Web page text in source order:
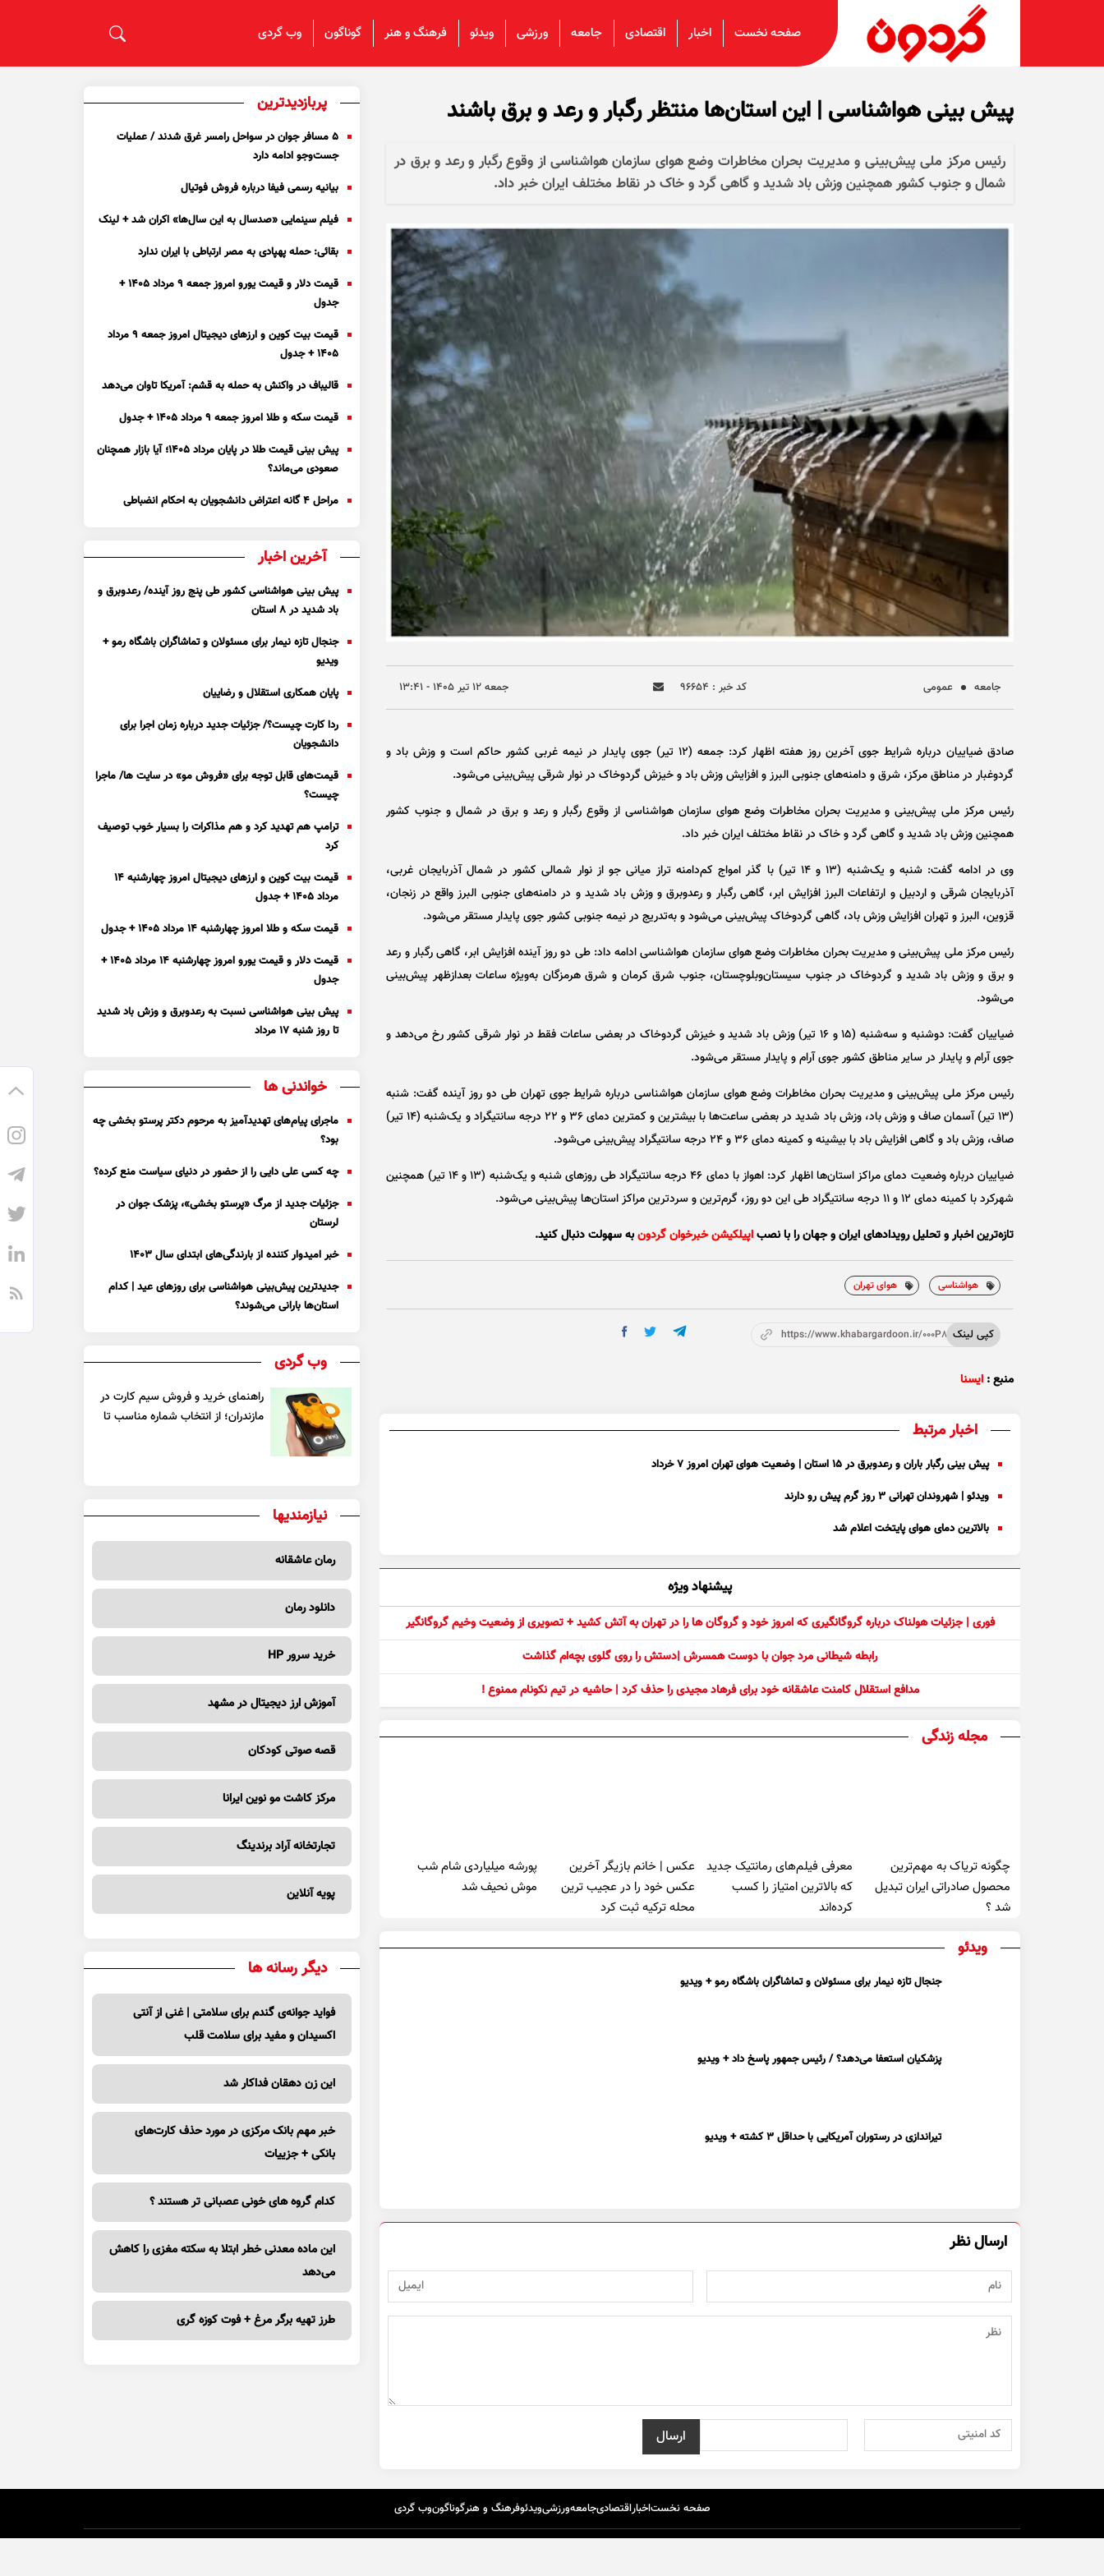
صفحه نخست اخبار اقتصادی جامعه ورزشی ویدئو فرهنگ و هنر گوناگون وب گردی
پیش بینی هواشناسی | این استان‌ها منتظر رگبار و رعد و برق باشند
رئیس مرکز ملی پیش‌بینی و مدیریت بحران مخاطرات وضع هوای سازمان هواشناسی از وقوع رگبار و رعد و برق در
شمال و جنوب کشور همچنین وزش باد شدید و گاهی گرد و خاک در نقاط مختلف ایران خبر داد.
جامعه عمومی کد خبر : ۹۶۶۵۴ جمعه ۱۲ تير ۱۴۰۵ - ۱۳:۴۱
صادق ضیاییان درباره شرایط جوی آخرین روز هفته اظهار کرد: جمعه (۱۲ تیر) جوی پایدار در نیمه غربی کشور حاکم است و وزش باد و
گردوغبار در مناطق مرکز، شرق و دامنه‌های جنوبی البرز و افزایش وزش باد و خیزش گردوخاک در نوار شرقی پیش‌بینی می‌شود.
رئیس مرکز ملی پیش‌بینی و مدیریت بحران مخاطرات وضع هوای سازمان هواشناسی از وقوع رگبار و رعد و برق در شمال و جنوب کشور
همچنین وزش باد شدید و گاهی گرد و خاک در نقاط مختلف ایران خبر داد.
وی در ادامه گفت: شنبه و یک‌شنبه (۱۳ و ۱۴ تیر) با گذر امواج کم‌دامنه تراز میانی جو از نوار شمالی کشور در شمال آذربایجان غربی،
آذربایجان شرقی و اردبیل و ارتفاعات البرز افزایش ابر، گاهی رگبار و رعدوبرق و وزش باد شدید و در دامنه‌های جنوبی البرز واقع در زنجان،
قزوین، البرز و تهران افزایش وزش باد، گاهی گردوخاک پیش‌بینی می‌شود و به‌تدریج در نیمه جنوبی کشور جوی پایدار مستقر می‌شود.
رئیس مرکز ملی پیش‌بینی و مدیریت بحران مخاطرات وضع هوای سازمان هواشناسی ادامه داد: طی دو روز آینده افزایش ابر، گاهی رگبار و رعد
و برق و وزش باد شدید و گردوخاک در جنوب سیستان‌وبلوچستان، جنوب شرق کرمان و شرق هرمزگان به‌ویژه ساعات بعدازظهر پیش‌بینی
می‌شود.
ضیاییان گفت: دوشنبه و سه‌شنبه (۱۵ و ۱۶ تیر) وزش باد شدید و خیزش گردوخاک در بعضی ساعات فقط در نوار شرقی کشور رخ می‌دهد و
جوی آرام و پایدار در سایر مناطق کشور جوی آرام و پایدار مستقر می‌شود.
رئیس مرکز ملی پیش‌بینی و مدیریت بحران مخاطرات وضع هوای سازمان هواشناسی درباره شرایط جوی تهران طی دو روز آینده گفت: شنبه
(۱۳ تیر) آسمان صاف و وزش باد، وزش باد شدید در بعضی ساعت‌ها با بیشترین و کمترین دمای ۳۶ و ۲۲ درجه سانتیگراد و یک‌شنبه (۱۴ تیر)
صاف، وزش باد و گاهی افزایش باد با بیشینه و کمینه دمای ۳۶ و ۲۴ درجه سانتیگراد پیش‌بینی می‌شود.
ضیاییان درباره وضعیت دمای مراکز استان‌ها اظهار کرد: اهواز با دمای ۴۶ درجه سانتیگراد طی روز‌های شنبه و یک‌شنبه (۱۳ و ۱۴ تیر) همچنین
شهرکرد با کمینه دمای ۱۲ و ۱۱ درجه سانتیگراد طی این دو روز، گرم‌ترین و سردترین مراکز استان‌ها پیش‌بینی می‌شود.
تازه‌ترین اخبار و تحلیل‌ رویدادهای ایران و جهان را با نصباپیلکیشن خبرخوان گردونبه سهولت دنبال کنید.
هواشناسی هوای تهران
کپی لینکhttps://www.khabargardoon.ir/000P8w
منبع : ایسنا
اخبار مرتبط
پیش بینی رگبار باران و رعدوبرق در ۱۵ استان | وضعیت هوای تهران امروز ۷ خرداد
ویدئو | شهروندان تهرانی ۳ روز گرم پیش رو دارند
بالاترین دمای هوای پایتخت اعلام شد
پیشنهاد ویژه
فوری | جزئیات هولناک درباره گروگانگیری که امروز خود و گروگان ها را در تهران به آتش کشید + تصویری از وضعیت وخیم گروگانگیر
رابطه شیطانی مرد جوان با دوست همسرش |دستش را روی گلوی بچه‌ام گذاشت
مدافع استقلال کامنت عاشقانه خود برای فرهاد مجیدی را حذف کرد | حاشیه در تیم نکونام ممنوع !
مجله زندگی
چگونه تریاک به مهم‌ترین
محصول صادراتی ایران تبدیل
شد ؟
معرفی فیلم‌های رمانتیک جدید
که بالاترین امتیاز را کسب
کرده‌اند
عکس | خانم بازیگر آخرین
عکس خود را در عجیب ترین
محله ترکیه ثبت کرد
پورشه میلیاردی شام شب
موش‌ نحیف شد
ویدئو
جنجال تازه نیمار برای مسئولان و تماشاگران باشگاه رمو + ویدیو
پزشکیان استعفا می‌دهد؟ / رئیس جمهور پاسخ داد + ویدیو
تیراندازی در رستوران آمریکایی با حداقل ۳ کشته + ویدیو
ارسال نظر
پربازدیدترین
۵ مسافر جوان در سواحل رامسر غرق شدند / عملیات
جست‌و‌جو ادامه دارد
بیانیه رسمی فیفا درباره فروش فوتیال
فیلم سینمایی «صدسال به این سال‌ها» اکران شد + لینک
بقائی: حمله پهپادی به مصر ارتباطی با ایران ندارد
قیمت دلار و قیمت یورو امروز جمعه ۹ مرداد ۱۴۰۵ +
جدول
قیمت بیت کوین و ارز‌های دیجیتال امروز جمعه ۹ مرداد
۱۴۰۵ + جدول
قالیباف در واکنش به حمله به قشم: آمریکا تاوان می‌دهد
قیمت سکه و طلا امروز جمعه ۹ مرداد ۱۴۰۵ + جدول
پیش بینی قیمت طلا در پایان مرداد 1405؛ آیا بازار همچنان
صعودی می‌ماند؟
مراحل ۴ گانه اعتراض دانشجویان به احکام انضباطی
آخرین اخبار
پیش بینی هواشناسی کشور طی پنج روز آینده/ رعدوبرق و
باد شدید در ۸ استان
جنجال تازه نیمار برای مسئولان و تماشاگران باشگاه رمو +
ویدیو
پایان همکاری استقلال و رضاییان
ردا کارت چیست؟/ جزئیات جدید درباره زمان اجرا برای
دانشجویان
قیمت‌های قابل توجه برای «فروش مو» در سایت ها/ ماجرا
چیست؟
ترامپ هم تهدید کرد و هم مذاکرات را بسیار خوب توصیف
کرد
قیمت بیت کوین و ارز‌های دیجیتال امروز چهارشنبه ۱۴
مرداد ۱۴۰۵ + جدول
قیمت سکه و طلا امروز چهارشنبه ۱۴ مرداد ۱۴۰۵ + جدول
قیمت دلار و قیمت یورو امروز چهارشنبه ۱۴ مرداد ۱۴۰۵ +
جدول
پیش بینی هواشناسی نسبت به رعدوبرق و وزش باد شدید
تا روز شنبه ۱۷ مرداد
خواندنی ها
ماجرای پیام‌های تهدیدآمیز به مرحوم دکتر پرستو بخشی چه
بود؟
چه کسی علی دایی را از حضور در دنیای سیاست منع کرده؟
جزئیات جدید از مرگ «پرستو بخشی»، پزشک جوان در
لرستان
خبر امیدوار کننده از بارندگی‌های ابتدای سال ۱۴۰۳
جدیدترین پیش‌بینی هواشناسی برای روزهای عید | کدام
استان‌ها بارانی می‌شوند؟
وب گردی
راهنمای خرید و فروش سیم کارت در
مازندران؛ از انتخاب شماره مناسب تا
نیازمندیها
رمان عاشقانه
دانلود رمان
خرید سرور HP
آموزش ارز دیجیتال در مشهد
قصه صوتی کودکان
مرکز کاشت مو نوین ایرانا
تجارتخانه آراد برندینگ
پویه آنلاین
دیگر رسانه ها
فواید جوانه‌ی گندم برای سلامتی | غنی از آنتی
اکسیدان و مفید برای سلامت قلب
این زن دهقان فداکار شد
خبر مهم بانک مرکزی در مورد حذف کارت‌های
بانکی + جزییات
کدام گروه های خونی عصبانی تر هستند ؟
این ماده معدنی خطر ابتلا به سکته مغزی را کاهش
می‌دهد
طرز تهیه برگر مرغ + فوت کوزه گری
صفحه نخستاخباراقتصادیجامعهورزشیویدئوفرهنگ و هنرگوناگونوب گردی